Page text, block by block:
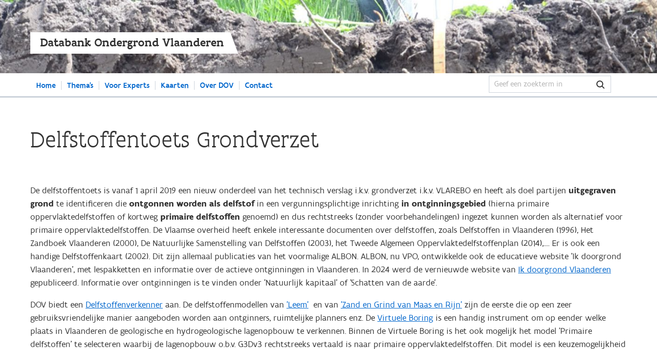
Overslaan
en
naar
de
algemene
inhoud
gaan
Databank Ondergrond Vlaanderen
Home Thema's Voor Experts Kaarten Over DOV Contact
Delfstoffentoets Grondverzet
De delfstoffentoets is vanaf 1 april 2019 een nieuw onderdeel van het technisch verslag i.k.v. grondverzet i.k.v. VLAREBO en heeft als doel partijen uitgegraven
grond te identificeren die ontgonnen worden als delfstofin een vergunningsplichtige inrichting in ontginningsgebied (hierna primaire
oppervlaktedelfstoffen of kortweg primaire delfstoffen genoemd) en dus rechtstreeks (zonder voorbehandelingen) ingezet kunnen worden als alternatief voor
primaire oppervlaktedelfstoffen. De Vlaamse overheid heeft enkele interessante documenten over delfstoffen, zoals Delfstoffen in Vlaanderen (1996), Het
Zandboek Vlaanderen (2000), De Natuurlijke Samenstelling van Delfstoffen (2003), het Tweede Algemeen Oppervlaktedelfstoffenplan (2014),.... Er is ook een
handige Delfstoffenkaart (2002). Dit zijn allemaal publicaties van het voormalige ALBON. ALBON, nu VPO, ontwikkelde ook de educatieve website 'Ik doorgrond
Vlaanderen', met lespakketten en informatie over de actieve ontginningen in Vlaanderen. In 2024 werd de vernieuwde website van Ik doorgrond Vlaanderen
gepubliceerd. Informatie over ontginningen is te vinden onder 'Natuurlijk kapitaal' of 'Schatten van de aarde'.
DOV biedt een Delfstoffenverkenner aan. De delfstoffenmodellen van 'Leem' en van 'Zand en Grind van Maas en Rijn' zijn de eerste die op een zeer
gebruiksvriendelijke manier aangeboden worden aan ontginners, ruimtelijke planners enz. De Virtuele Boring is een handig instrument om op eender welke
plaats in Vlaanderen de geologische en hydrogeologische lagenopbouw te verkennen. Binnen de Virtuele Boring is het ook mogelijk het model 'Primaire
delfstoffen' te selecteren waarbij de lagenopbouw o.b.v. G3Dv3 rechtstreeks vertaald is naar primaire oppervlaktedelfstoffen. Dit model is een keuzemogelijkheid